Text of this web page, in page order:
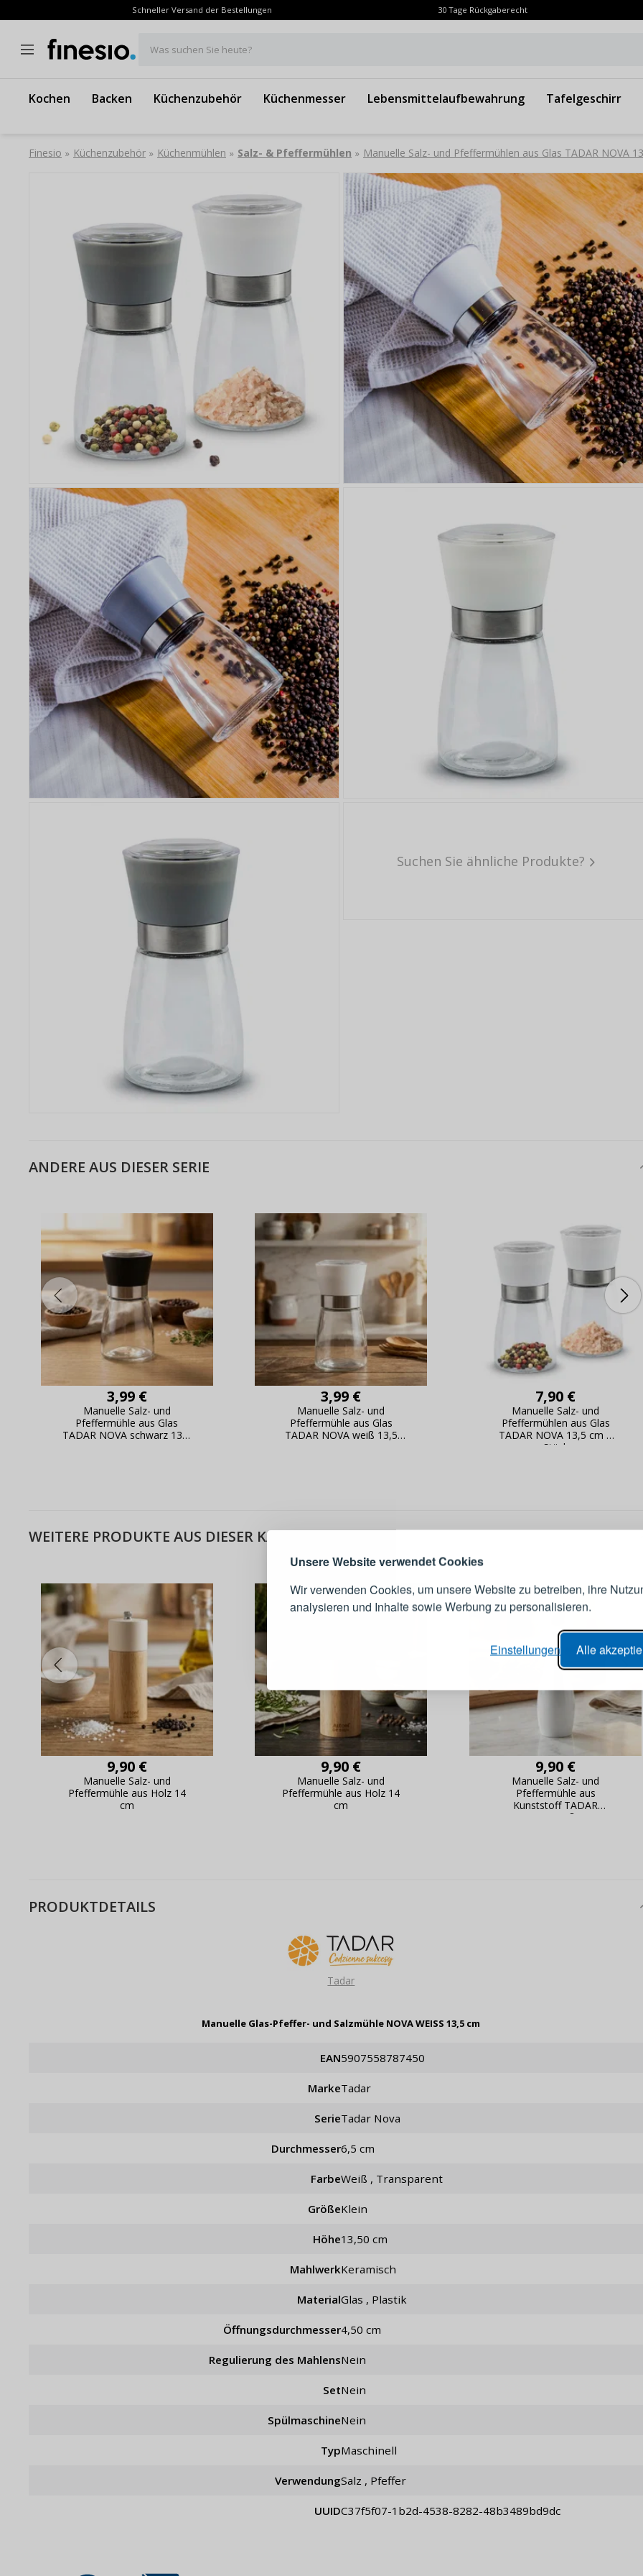
Unsere Website verwendet Cookies
Wir verwenden Cookies, um unsere Website zu betreiben, ihre
analysieren und Inhalte sowie Werbung zu personalisieren.
Alle
Einstellungen
Schneller Versand der Bestellungen 30 Tage Rückgaberecht
Was suchen Sie heute?
Kochen Backen Küchenzubehör Küchenmesser Lebensmittelaufbewahrung Tafelgeschirr
Finesio » Küchenzubehör » Küchenmühlen » Salz- & Pfeffermühlen » Manuelle Salz- und Pfeffermühlen aus Glas TADAR NOVA
Suchen Sie ähnliche Produkte?
ANDERE AUS DIESER SERIE
3,99 €
Manuelle Salz- und
Pfeffermühle aus Glas
TADAR NOVA schwarz 13,5
3,99 €
Manuelle Salz- und
Pfeffermühle aus Glas
TADAR NOVA weiß 13,5
7,90 €
Manuelle Salz- und
Pfeffermühlen aus Glas
TADAR NOVA 13,5 cm 2
Stück
WEITERE PRODUKTE AUS DIESER KATEGORIE
9,90 €
Manuelle Salz- und
Pfeffermühle aus Holz 14
cm
9,90 €
Manuelle Salz- und
Pfeffermühle aus Holz 14
cm
9,90 €
Manuelle Salz- und
Pfeffermühle aus
Kunststoff TADAR
CAYENNE weiß 18 cm
PRODUKTDETAILS
Tadar
Manuelle Glas-Pfeffer- und Salzmühle NOVA WEISS 13,5 cm
EAN 5907558787450
Marke Tadar
Serie Tadar Nova
Durchmesser 6,5 cm
Farbe weiß , Transparent
Größe klein
Höhe 13,50 cm
Mahlwerk keramisch
Material Glas , Plastik
Öffnungsdurchmesser 4,50 cm
Regulierung des Mahlens nein
Set nein
Spülmaschine Nein
Typ maschinell
Verwendung Salz , Pfeffer
UUID c37f5f07-1b2d-4538-8282-48b3489bd9dc
Live-Überblick über Änderungen an der
Bestellung,
E-Mail-Adresse
Passwort